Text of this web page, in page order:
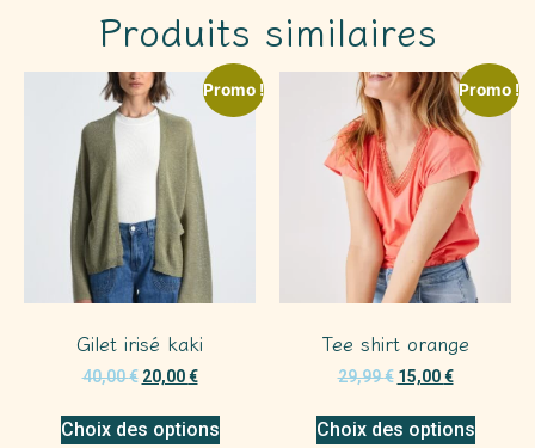
Produits similaires
Promo !
Gilet irisé kaki
40,00€ 20,00€
Choix des options
Promo !
Tee shirt orange
29,99€ 15,00€
Choix des options